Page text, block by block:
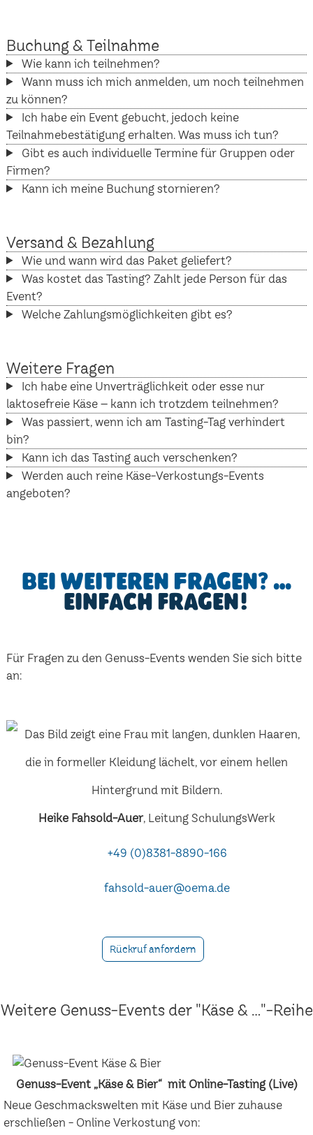
Buchung & Teilnahme
Wie kann ich teilnehmen?
Wann muss ich mich anmelden, um noch teilnehmen
zu können?
Ich habe ein Event gebucht, jedoch keine
Teilnahmebestätigung erhalten. Was muss ich tun?
Gibt es auch individuelle Termine für Gruppen oder
Firmen?
Kann ich meine Buchung stornieren?
Versand & Bezahlung
Wie und wann wird das Paket geliefert?
Was kostet das Tasting? Zahlt jede Person für das
Event?
Welche Zahlungsmöglichkeiten gibt es?
Weitere Fragen
Ich habe eine Unverträglichkeit oder esse nur
laktosefreie Käse – kann ich trotzdem teilnehmen?
Was passiert, wenn ich am Tasting-Tag verhindert
bin?
Kann ich das Tasting auch verschenken?
Werden auch reine Käse-Verkostungs-Events
angeboten?
Bei weiteren Fragen? …
einfach fragen!
Für Fragen zu den Genuss-Events wenden Sie sich bitte
an:
Heike Fahsold-Auer, Leitung SchulungsWerk
+49 (0)8381-8890-166
fahsold-auer@oema.de
Rückruf anfordern
Weitere Genuss-Events der "Käse & ..."-Reihe
Genuss-Event „Käse & Bier“ mit Online-Tasting (Live)
Neue Geschmackswelten mit Käse und Bier zuhause
erschließen - Online Verkostung von: